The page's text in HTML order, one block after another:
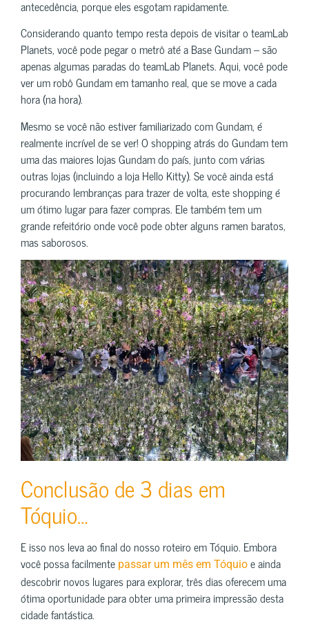
antecedência, porque eles esgotam rapidamente.
Considerando quanto tempo resta depois de visitar o teamLab
Planets, você pode pegar o metrô até a Base Gundam – são
apenas algumas paradas do teamLab Planets. Aqui, você pode
ver um robô Gundam em tamanho real, que se move a cada
hora (na hora).
Mesmo se você não estiver familiarizado com Gundam, é
realmente incrível de se ver! O shopping atrás do Gundam tem
uma das maiores lojas Gundam do país, junto com várias
outras lojas (incluindo a loja Hello Kitty). Se você ainda está
procurando lembranças para trazer de volta, este shopping é
um ótimo lugar para fazer compras. Ele também tem um
grande refeitório onde você pode obter alguns ramen baratos,
mas saborosos.
Conclusão de 3 dias em
Tóquio…
E isso nos leva ao final do nosso roteiro em Tóquio. Embora
você possa facilmente passar um mês em Tóquio e ainda
descobrir novos lugares para explorar, três dias oferecem uma
ótima oportunidade para obter uma primeira impressão desta
cidade fantástica.